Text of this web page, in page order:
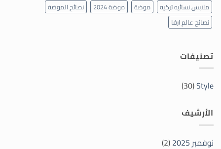
ملابس نسائيه تركيه
موضة موضة 2024
نصائح الموضة
نصائح عالم ارفا
تصنيفات
Style
(30)
الأرشيف
نوفمبر 2025 (2)